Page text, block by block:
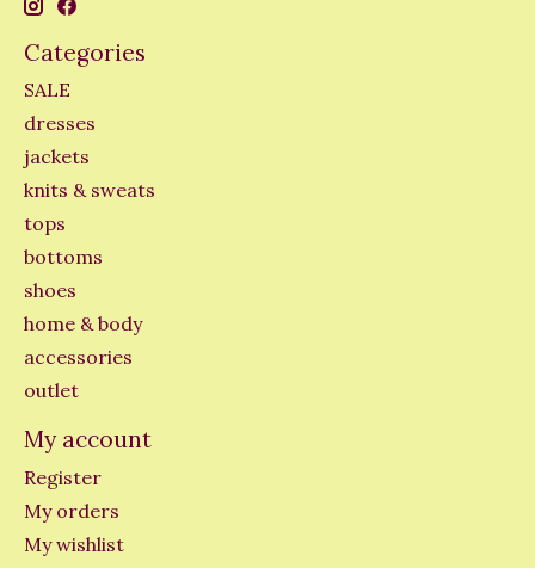
Categories
SALE
dresses
jackets
knits & sweats
tops
bottoms
shoes
home & body
accessories
outlet
My account
Register
My orders
My wishlist